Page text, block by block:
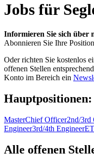
Jobs für
Informieren Sie sich über
Abonnieren Sie Ihre
Oder richten Sie kostenlos
offenen Stellen
Konto im Bereich ein
Hauptpositionen:
MasterChief Officer2nd/3rd
Engineer3rd/4th Engineer
Alle offenen